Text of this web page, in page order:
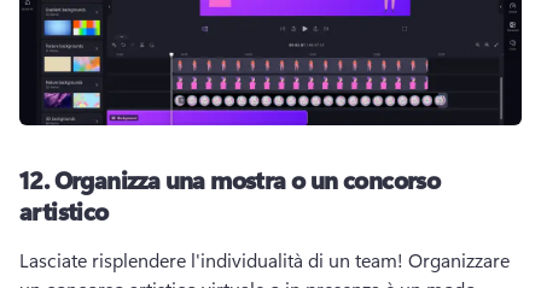
12.Organizza una mostra o un concorso
artistico
Lasciate risplendere l'individualità di un team! Organizzare